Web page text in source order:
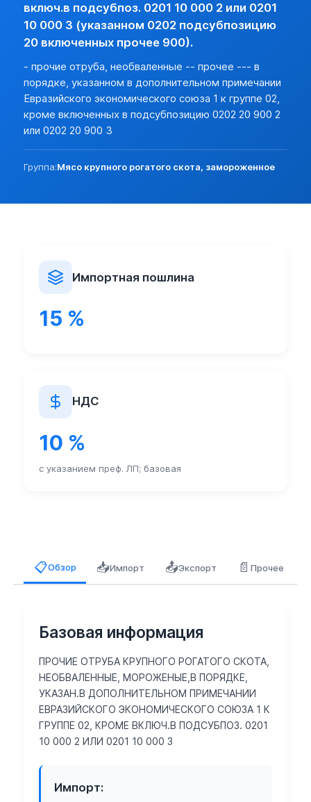
Разреш. прочие:
нет (базовая)
Прочие особености:
Запреты (другие страны): нет
Пошлина:
нет
Лицензирование:
нет (базовая)
Разреш. прочие:
нет (базовая)
Запреты (другие страны): нет
включ.в подсубпоз. 0201 10 000 2 или 0201
10 000 3 (указанном 0202 подсубпозицию
20 включенных прочее 900).
- прочие отруба, необваленные -- прочее --- в
порядке, указанном в дополнительном примечании
Евразийского экономического союза 1 к группе 02,
кроме включенных в подсубпозицию 0202 20 900 2
или 0202 20 900 3
Группа:Мясо крупного рогатого скота, замороженное
Импортная пошлина
15 %
НДС
10 %
с указанием преф. ЛП; базовая
📋Обзор 📥Импорт 📤Экспорт 📄Прочее
Базовая информация
ПРОЧИЕ ОТРУБА КРУПНОГО РОГАТОГО СКОТА,
НЕОБВАЛЕННЫЕ, МОРОЖЕНЫЕ,В ПОРЯДКЕ,
УКАЗАН.В ДОПОЛНИТЕЛЬНОМ ПРИМЕЧАНИИ
ЕВРАЗИЙСКОГО ЭКОНОМИЧЕСКОГО СОЮЗА 1 К
ГРУППЕ 02, КРОМЕ ВКЛЮЧ.В ПОДСУБПОЗ. 0201
10 000 2 ИЛИ 0201 10 000 3
Импорт: